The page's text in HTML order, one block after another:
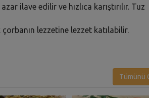
ilave edilir ve hızlıca karıştırılır. Tuz
lezzetine lezzet katılabilir.
Tümünü